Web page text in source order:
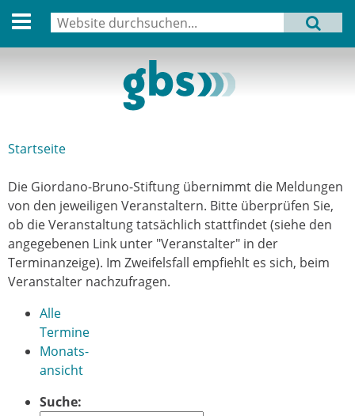
English version
Termine
Archiv
Verbindungen
Datenschutz
Impressum
MENU
Startseite
Die Giordano-Bruno-Stiftung übernimmt die Meldungen
von den jeweiligen Veranstaltern. Bitte überprüfen Sie,
ob die Veranstaltung tatsächlich stattfindet (siehe den
angegebenen Link unter "Veranstalter" in der
Terminanzeige). Im Zweifelsfall empfiehlt es sich, beim
Veranstalter nachzufragen.
Alle
Termine
Monats-
ansicht
Suche:
Suchformular
Suche